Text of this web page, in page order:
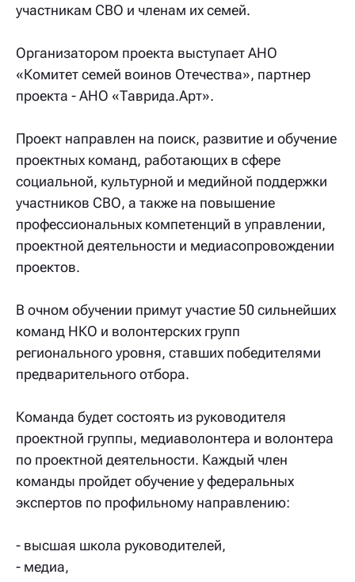
участникам СВО и членам их семей.
Организатором проекта выступает АНО
«Комитет семей воинов Отечества», партнер
проекта - АНО «Таврида.Арт».
Проект направлен на поиск, развитие и обучение
проектных команд, работающих в сфере
социальной, культурной и медийной поддержки
участников СВО, а также на повышение
профессиональных компетенций в управлении,
проектной деятельности и медиасопровождении
проектов.
В очном обучении примут участие 50 сильнейших
команд НКО и волонтерских групп
регионального уровня, ставших победителями
предварительного отбора.
Команда будет состоять из руководителя
проектной группы, медиаволонтера и волонтера
по проектной деятельности. Каждый член
команды пройдет обучение у федеральных
экспертов по профильному направлению:
- высшая школа руководителей,
- медиа,